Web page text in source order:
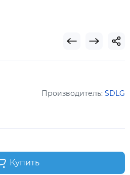
Производитель: SDLG
Купить